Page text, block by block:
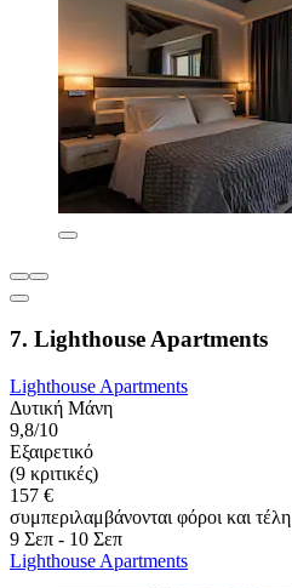
7. Lighthouse Apartments
Lighthouse Apartments
Δυτική Μάνη
9,8/10
Εξαιρετικό
(9 κριτικές)
157 €
συμπεριλαμβάνονται φόροι και τέλη
9 Σεπ - 10 Σεπ
Lighthouse Apartments